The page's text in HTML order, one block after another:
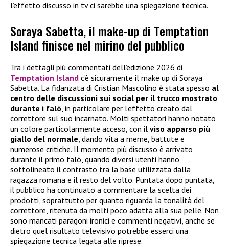
l’effetto discusso in tv ci sarebbe una spiegazione tecnica.
Soraya Sabetta, il make-up di Temptation
Island finisce nel mirino del pubblico
Tra i dettagli più commentati dell’edizione 2026 di
Temptation Island c’è sicuramente il make up di Soraya
Sabetta. La fidanzata di Cristian Mascolino è stata spesso al
centro delle discussioni sui social per il trucco mostrato
durante i falò, in particolare per l’effetto creato dal
correttore sul suo incarnato. Molti spettatori hanno notato
un colore particolarmente acceso, con il viso apparso più
giallo del normale, dando vita a meme, battute e
numerose critiche. Il momento più discusso è arrivato
durante il primo falò, quando diversi utenti hanno
sottolineato il contrasto tra la base utilizzata dalla
ragazza romana e il resto del volto. Puntata dopo puntata,
il pubblico ha continuato a commentare la scelta dei
prodotti, soprattutto per quanto riguarda la tonalità del
correttore, ritenuta da molti poco adatta alla sua pelle. Non
sono mancati paragoni ironici e commenti negativi, anche se
dietro quel risultato televisivo potrebbe esserci una
spiegazione tecnica legata alle riprese.